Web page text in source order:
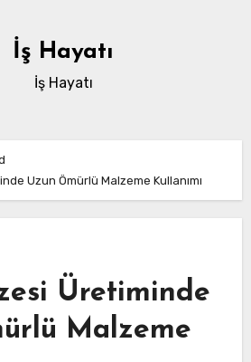
İş Hayatı
İş Hayatı
Uzun Ömürlü Malzeme Kullanımı
Üretiminde
Malzeme